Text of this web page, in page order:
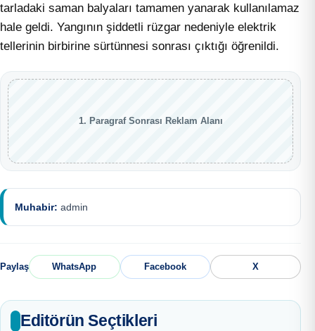
tarladaki saman balyaları tamamen yanarak kullanılamaz
hale geldi. Yangının şiddetli rüzgar nedeniyle elektrik
tellerinin birbirine sürtünnesi sonrası çıktığı öğrenildi.
1. Paragraf Sonrası Reklam Alanı
Muhabir: admin
Paylaş WhatsApp Facebook X
Editörün Seçtikleri